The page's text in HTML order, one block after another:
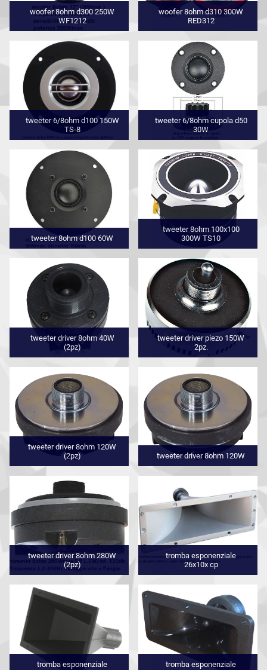
woofer 8ohm d300 250W
WF1212
woofer 8ohm d310 300W
RED312
tweeter 6/8ohm d100 150W
TS-8
tweeter 6/8ohm cupola d50
30W
tweeter 8ohm d100 60W
tweeter 8ohm 100x100
300W TS10
tweeter driver 8ohm 40W
(2pz)
tweeter driver piezo 150W
2pz.
tweeter driver 8ohm 120W
(2pz)
tweeter driver 8ohm 120W
tweeter driver 8ohm 280W
(2pz)
tromba esponenziale
26x10x cp
tromba esponenziale
tromba esponenziale